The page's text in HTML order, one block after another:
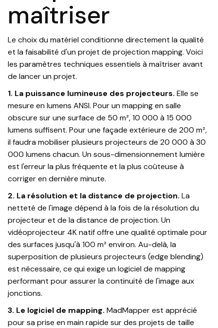
maîtriser
Le choix du matériel conditionne directement la qualité
et la faisabilité d'un projet de projection mapping. Voici
les paramètres techniques essentiels à maîtriser avant
de lancer un projet.
1. La puissance lumineuse des projecteurs. Elle se
mesure en lumens ANSI. Pour un mapping en salle
obscure sur une surface de 50 m², 10 000 à 15 000
lumens suffisent. Pour une façade extérieure de 200 m²,
il faudra mobiliser plusieurs projecteurs de 20 000 à 30
000 lumens chacun. Un sous-dimensionnement lumière
est l'erreur la plus fréquente et la plus coûteuse à
corriger en dernière minute.
2. La résolution et la distance de projection. La
netteté de l'image dépend à la fois de la résolution du
projecteur et de la distance de projection. Un
vidéoprojecteur 4K natif offre une qualité optimale pour
des surfaces jusqu'à 100 m² environ. Au-delà, la
superposition de plusieurs projecteurs (edge blending)
est nécessaire, ce qui exige un logiciel de mapping
performant pour assurer la continuité de l'image aux
jonctions.
3. Le logiciel de mapping. MadMapper est apprécié
pour sa prise en main rapide sur des projets de taille